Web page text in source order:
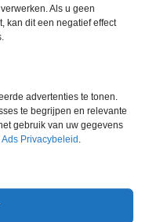
Als u geen
kan dit een negatief effect
advertenties te tonen.
te begrijpen en relevante
gebruik van uw gegevens
Privacybeleid .